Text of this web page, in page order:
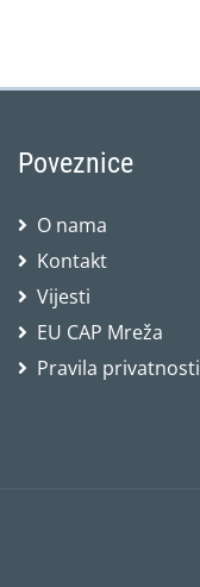
Poveznice
O nama
Kontakt
Vijesti
EU CAP Mreža
Pravila privatnosti